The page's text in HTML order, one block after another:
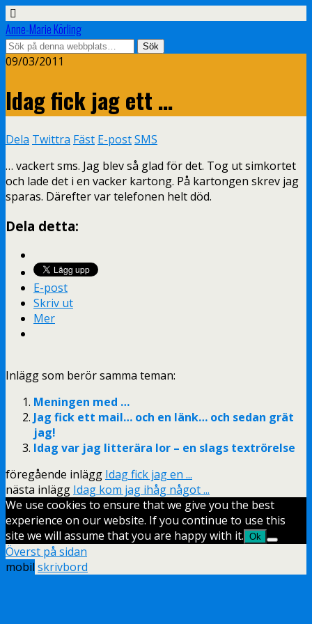
Anne-Marie Körling
09/03/2011
Idag fick jag ett …
Dela Twittra Fäst E-postSMS
… vackert sms. Jag blev så glad för det. Tog ut simkortet
och lade det i en vacker kartong. På kartongen skrev jag
sparas. Därefter var telefonen helt död.
Dela detta:
E-post
Skriv ut
Mer
Inlägg som berör samma teman:
Meningen med …
Jag fick ett mail… och en länk… och sedan grät
jag!
Idag var jag litterära Ior – en slags textrörelse
föregående inlägg Idag fick jag en ...
nästa inlägg Idag kom jag ihåg något ...
We use cookies to ensure that we give you the best
experience on our website. If you continue to use this
site we will assume that you are happy with it. Ok
Överst på sidan
mobil skrivbord